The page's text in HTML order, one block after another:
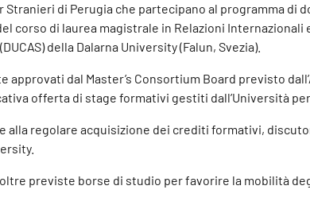
di Perugia che partecipano al programma di
corso di laurea magistrale in Relazioni Internazionali
della Dalarna University (Falun, Svezia).
dal Master’s Consortium Board previsto
offerta di stage formativi gestiti dall’Università
regolare acquisizione dei crediti formativi,
previste borse di studio per favorire la mobilità